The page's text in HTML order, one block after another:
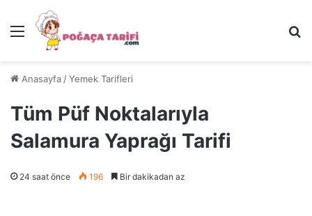
Menü
Anasayfa /Yemek Tarifleri
Tüm Püf Noktalarıyla
Salamura Yaprağı Tarifi
24 saat önce 196 Bir dakikadan az